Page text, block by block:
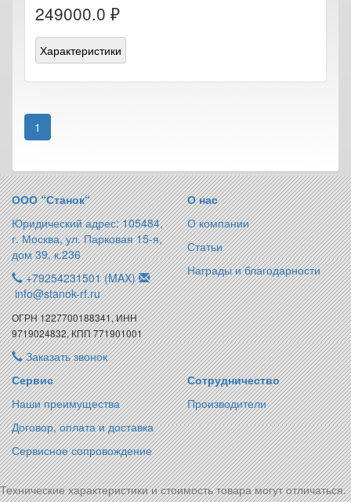
249000.0 ₽
Характеристики
1
ООО “Станок“
Юридический адрес: 105484,
г. Москва, ул. Парковая 15-я,
дом 39, к.236
+79254231501 (MAX)
info@stanok-rf.ru
ОГРН 1227700188341, ИНН
9719024832, КПП 771901001
Заказать звонок
О нас
О компании
Статьи
Награды и благодарности
Сервис
Наши преимущества
Договор, оплата и доставка
Сервисное сопровождение
Сотрудничество
Производители
Технические характеристики и стоимость товара могут отличаться.